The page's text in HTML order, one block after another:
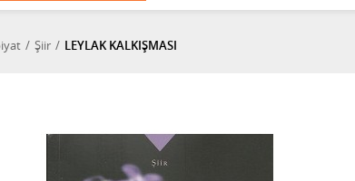
Şiir LEYLAK KALKIŞMASI